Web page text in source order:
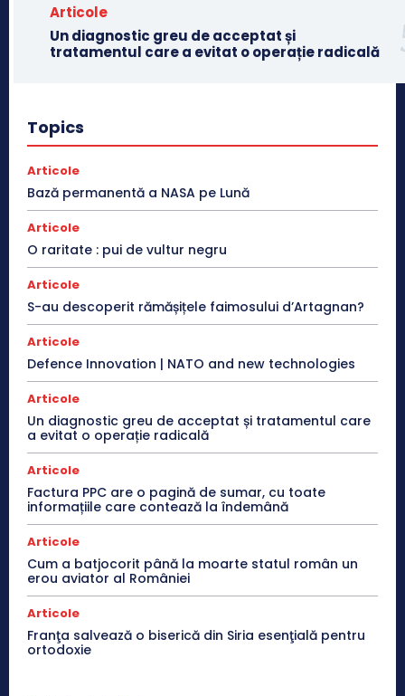
Articole
Un diagnostic greu de acceptat și
tratamentul care a evitat o operație radicală
Topics
Articole
Bază permanentă a NASA pe Lună
Articole
O raritate : pui de vultur negru
Articole
S-au descoperit rămășițele faimosului d’Artagnan?
Articole
Defence Innovation | NATO and new technologies
Articole
Un diagnostic greu de acceptat și tratamentul care
a evitat o operație radicală
Articole
Factura PPC are o pagină de sumar, cu toate
informațiile care contează la îndemână
Articole
Cum a batjocorit până la moarte statul român un
erou aviator al României
Articole
Franţa salvează o biserică din Siria esenţială pentru
ortodoxie